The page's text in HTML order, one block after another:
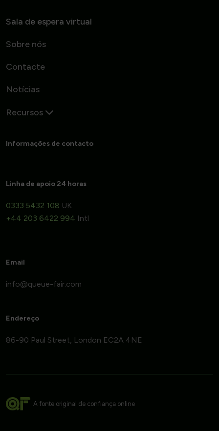
Sala de espera virtual
Sobre nós
Contacte
Notícias
Recursos
Informações de contacto
Linha de apoio 24 horas
0333 5432 108 UK
+44 203 6422 994 Intl
Email
Endereço
86-90 Paul Street, London EC2A 4NE
A fonte original de confiança online